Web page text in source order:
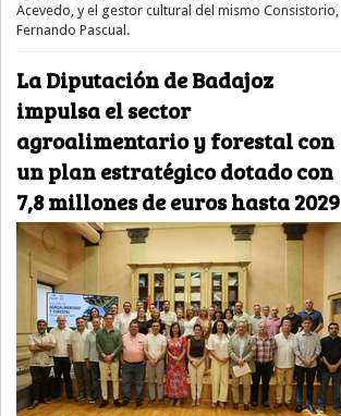
Acevedo, y el gestor cultural del mismo Consistorio,
Fernando Pascual.
La Diputación de Badajoz
impulsa el sector
agroalimentario y forestal con
un plan estratégico dotado con
7,8 millones de euros hasta 2029